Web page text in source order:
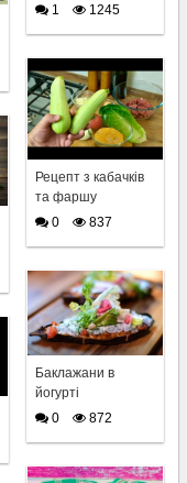
1
1245
Рецепт з кабачків
та фаршу
0
837
Баклажани в
йогурті
0
872